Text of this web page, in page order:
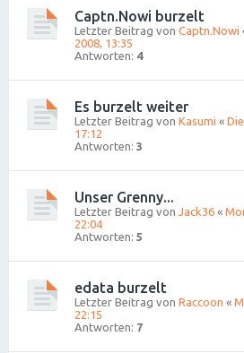
Captn.Nowi burzelt
Letzter Beitrag von Captn.Nowi
2008, 13:35
Antworten: 4
Es burzelt weiter
Letzter Beitrag von Kasumi «
17:12
Antworten: 3
Unser Grenny...
Letzter Beitrag von Jack36 «
22:04
Antworten: 5
edata burzelt
Letzter Beitrag von Raccoon «
22:15
Antworten: 7